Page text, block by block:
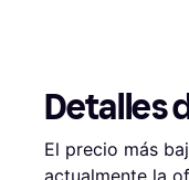
Detalles
El precio más